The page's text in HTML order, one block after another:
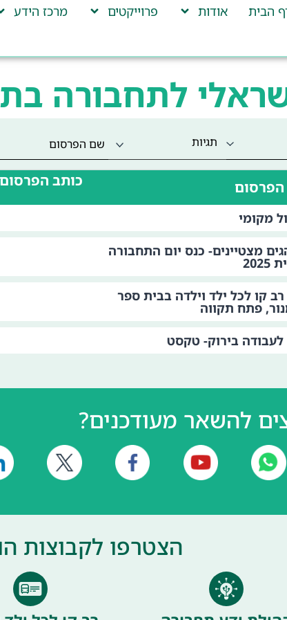
הבית אודות פרוייקטים מרכז הידע
לתחבורה
תגיות
כותב הפרסום
מקומי
מצטיינים- כנס יום התחבורה
קו לכל ילד וילדה בבית ספר
פתח תקווה
לעבודה בירוק- טקסט
להשאר מעודכנים?
הצטרפו לקבוצות